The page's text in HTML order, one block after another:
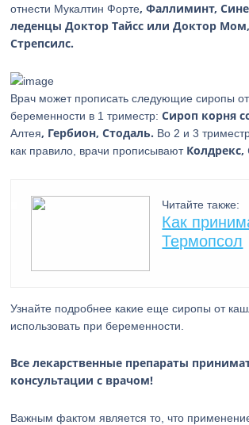
отнести Мукалтин Форте, Фаллиминт,
леденцы Доктор Тайсс или Доктор
Стрепсилс.
Врач может прописать следующие сиропы
беременности в 1 триместр:Сироп корня
Алтея, Гербион, Стодаль. Во 2 и 3
как правило, врачи прописывают Колдрекс,
Читайте также:
Как
Термопсол
Узнайте подробнее какие еще сиропы от
использовать при беременности.
Все лекарственные препараты
консультации с врачом!
Важным фактом является то, что